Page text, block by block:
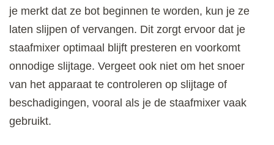
je merkt dat ze bot beginnen te worden, kun je ze
laten slijpen of vervangen. Dit zorgt ervoor dat je
staafmixer optimaal blijft presteren en voorkomt
onnodige slijtage. Vergeet ook niet om het snoer
van het apparaat te controleren op slijtage of
beschadigingen, vooral als je de staafmixer vaak
gebruikt.